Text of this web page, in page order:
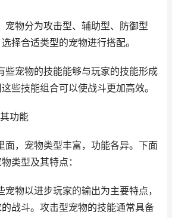
宠物分为攻击型、辅助型、防御型
择合适类型的宠物进行搭配。
些宠物的技能能够与玩家的技能形成
些技能组合可以使战斗更加高效。
功能
面，宠物类型丰富，功能各异。下面
类型及其特点：
物以进步玩家的输出为主要特点，
战斗。攻击型宠物的技能通常具备